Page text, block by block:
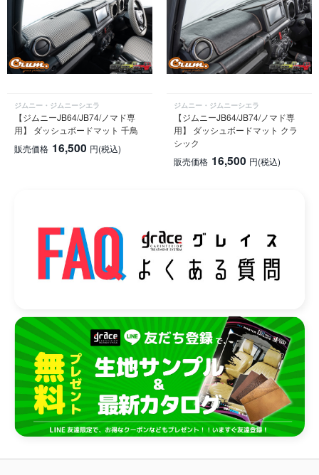
ジムニー・ジムニーシエラ
【ジムニーJB64/JB74/ノマド専
用】 ダッシュボードマット 千鳥
販売価格 16,500 円(税込)
ジムニー・ジムニーシエラ
【ジムニーJB64/JB74/ノマド専
用】 ダッシュボードマット クラ
シック
販売価格 16,500 円(税込)